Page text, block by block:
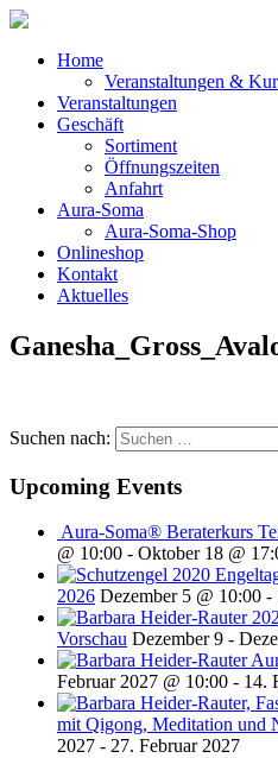
Home
Veranstaltungen &
Veranstaltungen
Geschäft
Sortiment
Öffnungszeiten
Anfahrt
Aura-Soma
Aura-Soma-Shop
Onlineshop
Kontakt
Aktuelles
Suchen nach:
Upcoming Events
Aura-Soma® Beraterkurs
@ 10:00 - Oktober 18 @
2026 Dezember 5 @ 10:00 -
Vorschau Dezember 9 -
Februar 2027 @ 10:00 - 14.
mit Qigong, Meditation und
2027 - 27. Februar 2027